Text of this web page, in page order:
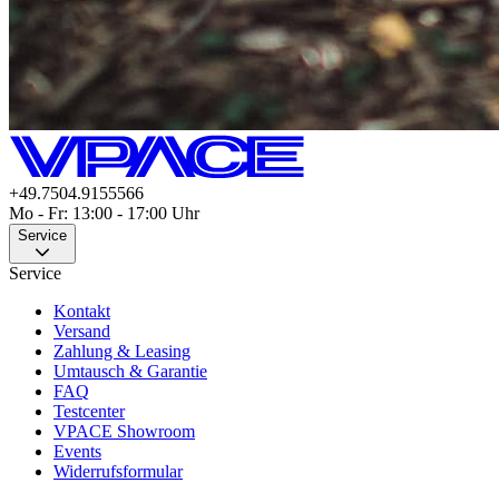
+49.7504.9155566
Mo - Fr: 13:00 - 17:00 Uhr
Service
Service
Kontakt
Versand
Zahlung & Leasing
Umtausch & Garantie
FAQ
Testcenter
VPACE Showroom
Events
Widerrufsformular